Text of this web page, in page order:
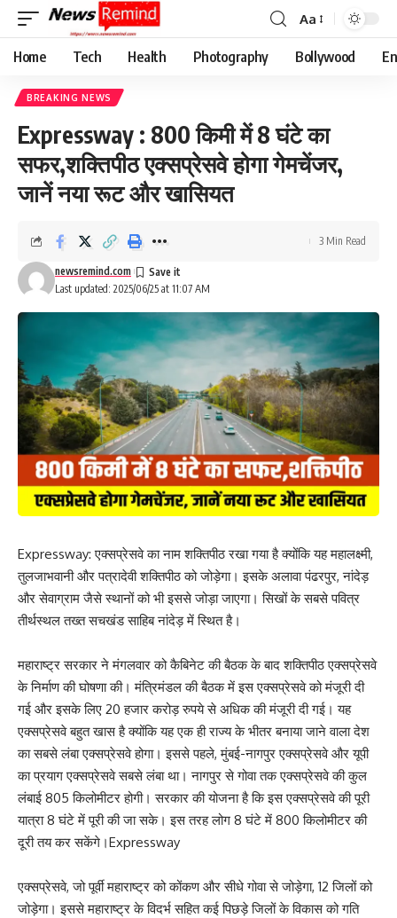
Font
Resizer
Aa
Home Tech Health Photography Bollywood
BREAKING NEWS
Expressway : 800 किमी में 8 घंटे का
सफर,शक्तिपीठ एक्सप्रेसवे होगा गेमचेंजर,
जानें नया रूट और खासियत
Last updated: 2025/06/25 at 11:07 AM
newsremind.com
3 Min Read
Expressway: एक्सप्रेसवे का नाम शक्तिपीठ रखा गया है क्योंकि यह महालक्ष्मी,
तुलजाभवानी और पत्रादेवी शक्तिपीठ को जोड़ेगा। इसके अलावा पंढरपुर, नांदेड़
और सेवाग्राम जैसे स्थानों को भी इससे जोड़ा जाएगा। सिखों के सबसे पवित्र
तीर्थस्थल तख्त सचखंड साहिब नांदेड़ में स्थित है।
महाराष्ट्र सरकार ने मंगलवार को कैबिनेट की बैठक के बाद शक्तिपीठ एक्सप्रेसवे
के निर्माण की घोषणा की। मंत्रिमंडल की बैठक में इस एक्सप्रेसवे को मंजूरी दी
गई और इसके लिए 20 हजार करोड़ रुपये से अधिक की मंजूरी दी गई। यह
एक्सप्रेसवे बहुत खास है क्योंकि यह एक ही राज्य के भीतर बनाया जाने वाला देश
का सबसे लंबा एक्सप्रेसवे होगा। इससे पहले, मुंबई-नागपुर एक्सप्रेसवे और यूपी
का प्रयाग एक्सप्रेसवे सबसे लंबा था। नागपुर से गोवा तक एक्सप्रेसवे की कुल
लंबाई 805 किलोमीटर होगी। सरकार की योजना है कि इस एक्सप्रेसवे की पूरी
यात्रा 8 घंटे में पूरी की जा सके। इस तरह लोग 8 घंटे में 800 किलोमीटर की
दूरी तय कर सकेंगे।Expressway
एक्सप्रेसवे, जो पूर्वी महाराष्ट्र को कोंकण और सीधे गोवा से जोड़ेगा, 12 जिलों को
जोड़ेगा। इससे महाराष्ट्र के विदर्भ सहित कई पिछड़े जिलों के विकास को गति